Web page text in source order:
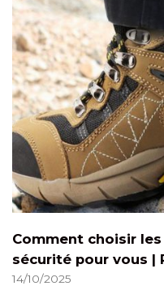
Comment choisir
sécurité pour vous |
14/10/2025